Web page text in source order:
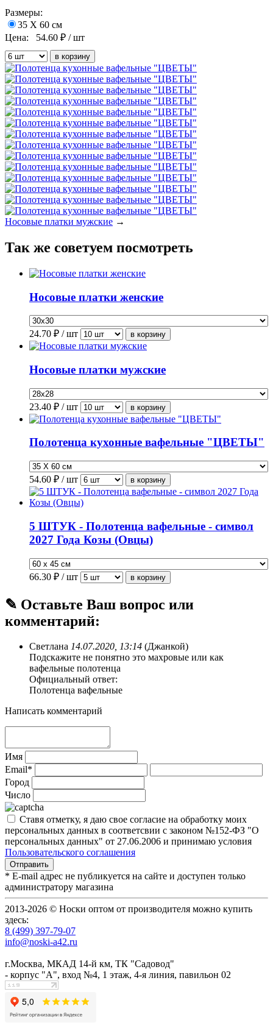
Размеры:
35 Х 60 см
Цена:
54.60 ₽ / шт
Носовые платки мужские →
Так же советуем посмотреть
Носовые платки женские
24.70 ₽ / шт
Носовые платки мужские
23.40 ₽ / шт
Полотенца кухонные вафельные "ЦВЕТЫ"
54.60 ₽ / шт
5 ШТУК - Полотенца вафельные - символ
2027 Года Козы (Овцы)
66.30 ₽ / шт
✎ Оставьте Ваш вопрос или
комментарий:
Светлана 14.07.2020, 13:14 (Джанкой)
Подскажите не понятно это махровые или как
вафельные полотенца
Официальный ответ:
Полотенца вафельные
Написать комментарий
Имя
Email*
Город
Число
Ставя отметку, я даю свое согласие на обработку моих
персональных данных в соответсвии с законом №152-ФЗ "О
персональных данных" от 27.06.2006 и принимаю условия
Пользовательского соглашения
* E-mail адрес не публикуется на сайте и доступен только
администратору магазина
2013-2026 © Носки оптом от производителя можно купить
здесь:
8 (499) 397-79-07
info@noski-a42.ru
г.Москва, МКАД 14-й км, ТК "Садовод"
- корпус "А", вход №4, 1 этаж, 4-я линия, павильон 02